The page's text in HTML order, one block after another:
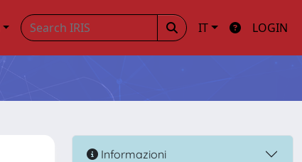
IT LOGIN
Informazioni